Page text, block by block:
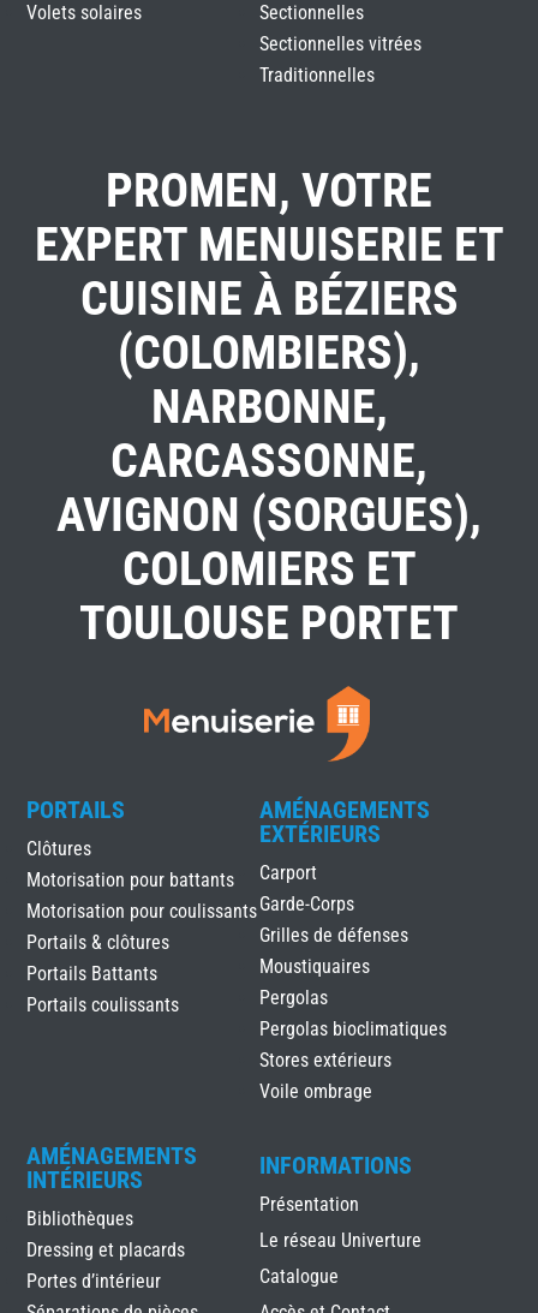
Volets solaires
Sectionnelles
Sectionnelles vitrées
Traditionnelles
PROMEN, VOTRE
EXPERT MENUISERIE ET
CUISINE À BÉZIERS
(COLOMBIERS),
NARBONNE,
CARCASSONNE,
AVIGNON (SORGUES),
COLOMIERS ET
TOULOUSE PORTET
PORTAILS
Clôtures
Motorisation pour battants
Motorisation pour coulissants
Portails & clôtures
Portails Battants
Portails coulissants
AMÉNAGEMENTS
EXTÉRIEURS
Carport
Garde-Corps
Grilles de défenses
Moustiquaires
Pergolas
Pergolas bioclimatiques
Stores extérieurs
Voile ombrage
AMÉNAGEMENTS
INTÉRIEURS
Bibliothèques
Dressing et placards
Portes d’intérieur
INFORMATIONS
Présentation
Le réseau Univerture
Catalogue